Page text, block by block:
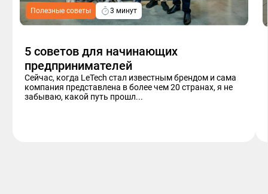
Полезные советы 3 минут
5 советов для начинающих
предпринимателей
Сейчас, когда LeTech стал известным брендом и сама
компания представлена в более чем 20 странах, я не
забываю, какой путь прошл...